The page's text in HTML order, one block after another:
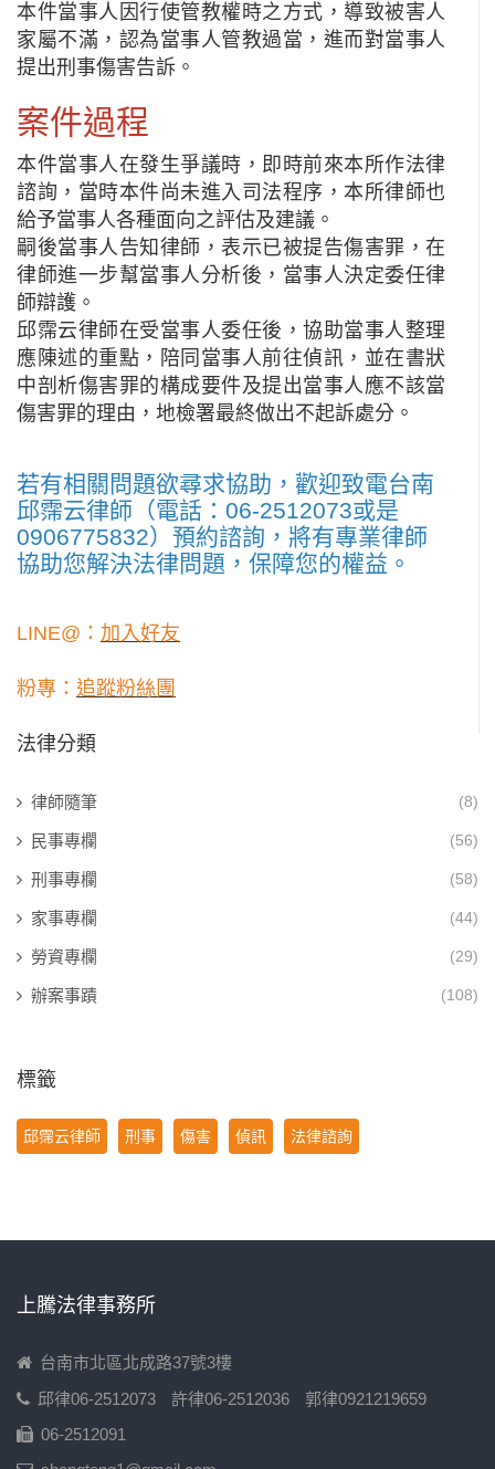
本件當事人因行使管教權時之方式，導致被害人
家屬不滿，認為當事人管教過當，進而對當事人
提出刑事傷害告訴。
案件過程
本件當事人在發生爭議時，即時前來本所作法律
諮詢，當時本件尚未進入司法程序，本所律師也
給予當事人各種面向之評估及建議。
嗣後當事人告知律師，表示已被提告傷害罪，在
律師進一步幫當事人分析後，當事人決定委任律
師辯護。
邱霈云律師在受當事人委任後，協助當事人整理
應陳述的重點，陪同當事人前往偵訊，並在書狀
中剖析傷害罪的構成要件及提出當事人應不該當
傷害罪的理由，地檢署最終做出不起訴處分。
若有相關問題欲尋求協助，歡迎致電台南
邱霈云律師（電話：06-2512073或是
0906775832）預約諮詢，將有專業律師
協助您解決法律問題，保障您的權益。
LINE@： 加入好友
粉專： 追蹤粉絲團
法律分類
律師隨筆 (8)
民事專欄 (56)
刑事專欄 (58)
家事專欄 (44)
勞資專欄 (29)
辦案事蹟 (108)
標籤
邱霈云律師 刑事 傷害 偵訊 法律諮詢
上騰法律事務所
台南市北區北成路37號3樓
邱律06-2512073
許律06-2512036
郭律0921219659
06-2512091